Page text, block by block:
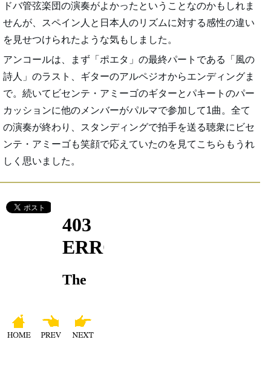
ドバ管弦楽団の演奏がよかったということなのかもしれま
せんが、スペイン人と日本人のリズムに対する感性の違い
を見せつけられたような気もしました。
アンコールは、まず「ポエタ」の最終パートである「風の
詩人」のラスト、ギターのアルペジオからエンディングま
で。続いてビセンテ・アミーゴのギターとパキートのパー
カッションに他のメンバーがパルマで参加して1曲。全て
の演奏が終わり、スタンディングで拍手を送る聴衆にビセ
ンテ・アミーゴも笑顔で応えていたのを見てこちらもうれ
しく思いました。